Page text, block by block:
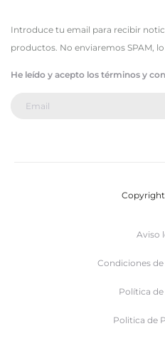
Introduce tu email para recibir
productos. No enviaremos SPAM,
He leído y acepto los términos y
Aviso
Condiciones
Política
Politica de